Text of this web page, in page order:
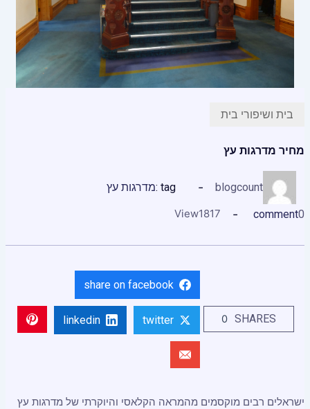
בית ושיפורי בית
מחיר מדרגות עץ
blogcount
tag : מדרגות עץ
0
comment
1817
View
0 SHARES
share on facebook
twitter
linkedin
ישראלים רבים מוקסמים מהמראה הקלאסי והיוקרתי של מדרגות עץ